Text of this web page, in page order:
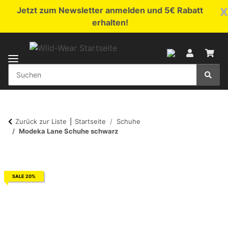
x
Jetzt zum Newsletter anmelden und 5€ Rabatt
erhalten!
Zurück zur Liste Startseite
Schuhe
Modeka Lane Schuhe schwarz
SALE 20%